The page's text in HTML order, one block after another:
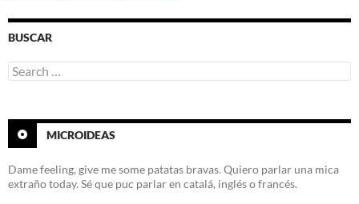
BUSCAR
Search
for:
MICROIDEAS
Dame feeling, give me some patatas bravas. Quiero parlar una mica
extraño today. Sé que puc parlar en catalá, inglés o francés.